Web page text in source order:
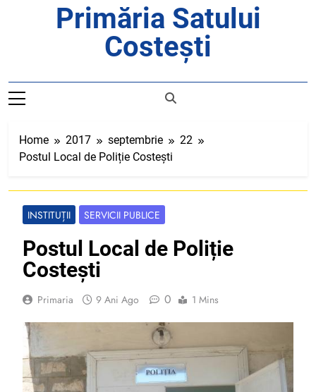
Primăria Satului
Costești
Home 2017 septembrie
22
Postul Local de Poliție Costești
INSTITUȚII SERVICII PUBLICE
Postul Local de Poliție
Costești
Primaria 9 Ani Ago 0 1 Mins